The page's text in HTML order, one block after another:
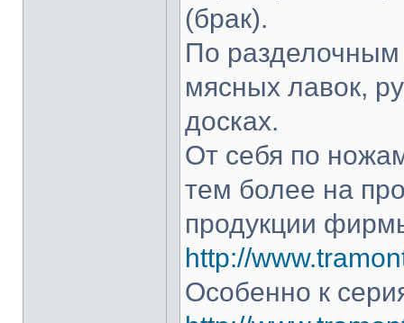
(брак).
По разделочным
мясных лавок,
досках.
От себя по
тем более на
продукции
http://
Особенно к